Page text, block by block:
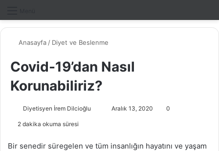
Anasayfa / Diyet ve Beslenme
Covid-19’dan Nasıl
Korunabiliriz?
Diyetisyen İrem Dilcioğlu
e
Aralık 13, 2020 0
2 dakika okuma süresi
Bir senedir süregelen ve tüm insanlığın hayatını ve yaşam